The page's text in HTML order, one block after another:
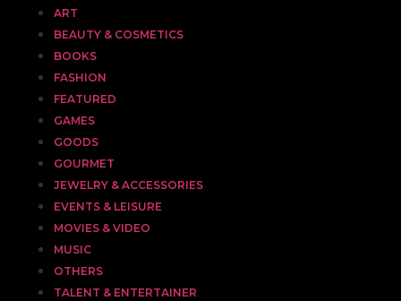
ART
BEAUTY & COSMETICS
BOOKS
FASHION
FEATURED
GAMES
GOODS
GOURMET
JEWELRY & ACCESSORIES
EVENTS & LEISURE
MOVIES & VIDEO
MUSIC
OTHERS
TALENT & ENTERTAINER